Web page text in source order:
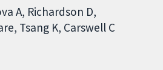
A Richardson D
Tsang K Carswell C